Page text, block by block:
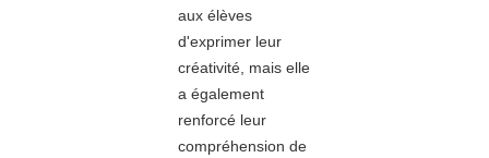
aux élèves
d'exprimer leur
créativité, mais elle
a également
renforcé leur
compréhension de